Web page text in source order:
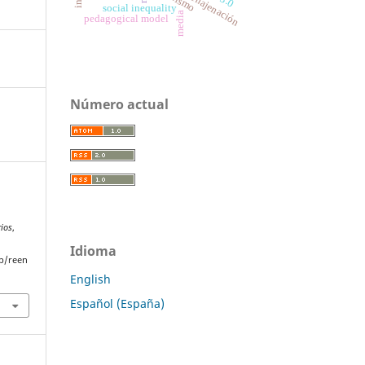
,
reen
social inequality enajenación
media
pedagogical model
Número actual
Idioma
English
Español (España)